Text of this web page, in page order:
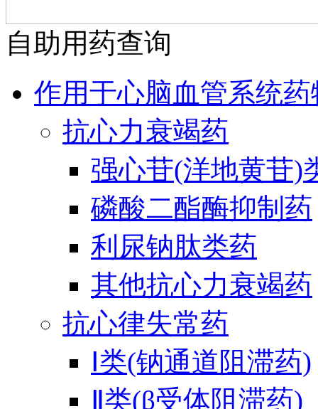
自助用药查询
作用于心脑血管系统药
抗心力衰竭药
强心苷(洋地黄苷)
磷酸二酯酶抑制药
利尿钠肽类药
其他抗心力衰竭药
抗心律失常药
Ⅰ类(钠通道阻滞药)
Ⅱ类(β受体阻滞药)